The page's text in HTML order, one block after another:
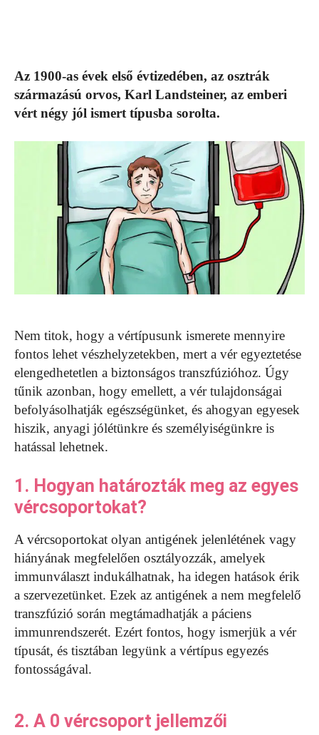
Az 1900-as évek első évtizedében, az osztrák
származású orvos, Karl Landsteiner, az emberi
vért négy jól ismert típusba sorolta.
Nem titok, hogy a vértípusunk ismerete mennyire
fontos lehet vészhelyzetekben, mert a vér egyeztetése
elengedhetetlen a biztonságos transzfúzióhoz. Úgy
tűnik azonban, hogy emellett, a vér tulajdonságai
befolyásolhatják egészségünket, és ahogyan egyesek
hiszik, anyagi jólétünkre és személyiségünkre is
hatással lehetnek.
1. Hogyan határozták meg az egyes
vércsoportokat?
A vércsoportokat olyan antigének jelenlétének vagy
hiányának megfelelően osztályozzák, amelyek
immunválaszt indukálhatnak, ha idegen hatások érik
a szervezetünket. Ezek az antigének a nem megfelelő
transzfúzió során megtámadhatják a páciens
immunrendszerét. Ezért fontos, hogy ismerjük a vér
típusát, és tisztában legyünk a vértípus egyezés
fontosságával.
2. A 0 vércsoport jellemzői